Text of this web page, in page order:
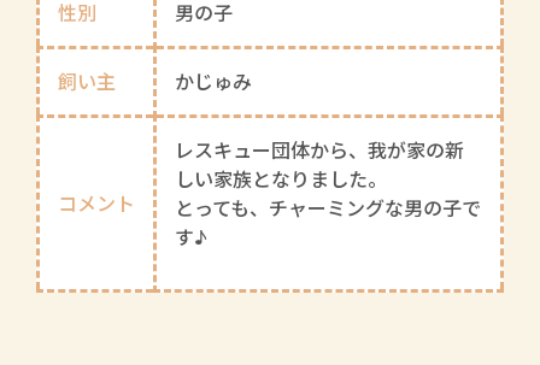
性別 男の子
飼い主 かじゅみ
コメント
レスキュー団体から、我が家の新
しい家族となりました。
とっても、チャーミングな男の子で
す♪